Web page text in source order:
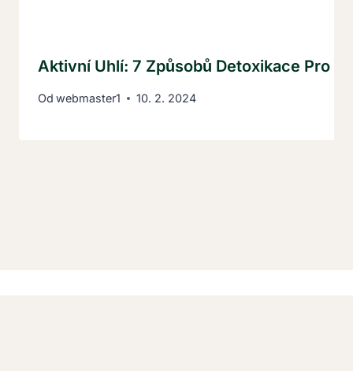
Aktivní Uhlí: 7 Způsobů Detoxikace Pro
Od webmaster1 10. 2. 2024